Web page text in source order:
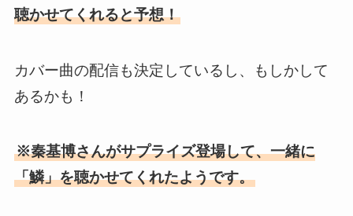
聴かせてくれると予想！
カバー曲の配信も決定しているし、もしかして
あるかも！
※秦基博さんがサプライズ登場して、一緒に
「鱗」を聴かせてくれたようです。